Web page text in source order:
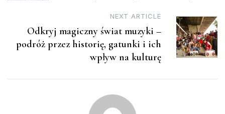
NEXT ARTICLE
Odkryj magiczny świat muzyki –
podróż przez historię, gatunki i ich
wpływ na kulturę